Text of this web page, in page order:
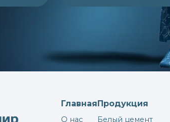
Главная
О нас
Продукция
Белый цемент